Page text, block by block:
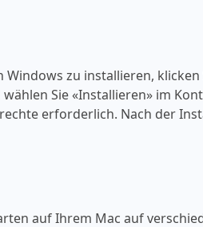
Windows zu installieren,
Sie «‎Installieren» im
erforderlich. Nach der
auf Ihrem Mac auf